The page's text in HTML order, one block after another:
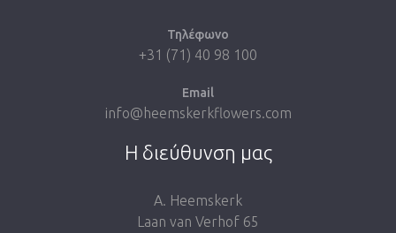
Τηλέφωνο
+31 (71) 40 98 100
Email
info@heemskerkflowers.com
Η διεύθυνση μας
A. Heemskerk
Laan van Verhof 65